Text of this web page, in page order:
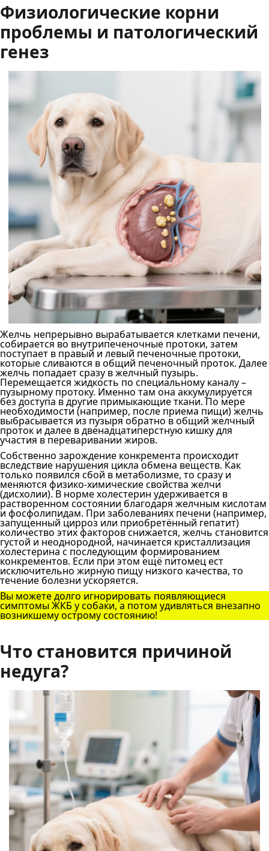
Физиологические корни
проблемы и патологический
генез
Желчь непрерывно вырабатывается клетками печени,
собирается во внутрипеченочные протоки, затем
поступает в правый и левый печеночные протоки,
которые сливаются в общий печеночный проток. Далее
желчь попадает сразу в желчный пузырь.
Перемещается жидкость по специальному каналу –
пузырному протоку. Именно там она аккумулируется
без доступа в другие примыкающие ткани. По мере
необходимости (например, после приема пищи) желчь
выбрасывается из пузыря обратно в общий желчный
проток и далее в двенадцатиперстную кишку для
участия в переваривании жиров.
Собственно зарождение конкремента происходит
вследствие нарушения цикла обмена веществ. Как
только появился сбой в метаболизме, то сразу и
меняются физико-химические свойства желчи
(дисхолии). В норме холестерин удерживается в
растворенном состоянии благодаря желчным кислотам
и фосфолипидам. При заболеваниях печени (например,
запущенный цирроз или приобретённый гепатит)
количество этих факторов снижается, желчь становится
густой и неоднородной, начинается кристаллизация
холестерина с последующим формированием
конкрементов. Если при этом ещё питомец ест
исключительно жирную пищу низкого качества, то
течение болезни ускоряется.
Вы можете долго игнорировать появляющиеся
симптомы ЖКБ у собаки, а потом удивляться внезапно
возникшему острому состоянию!
Что становится причиной
недуга?